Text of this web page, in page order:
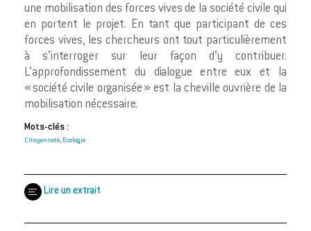
une mobilisation des forces vives de la société civile qui
en portent le projet. En tant que participant de ces
forces vives, les chercheurs ont tout particulièrement
à s’interroger sur leur façon d’y contribuer.
L’approfondissement du dialogue entre eux et la
« société civile organisée » est la cheville ouvrière de la
mobilisation nécessaire.
Mots-clés :
Citoyenneté, Ecologie
Lire un extrait